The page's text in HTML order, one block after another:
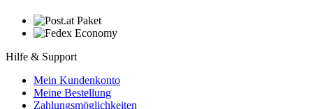
Hilfe & Support
Mein Kundenkonto
Meine Bestellung
Zahlungsmöglichkeiten